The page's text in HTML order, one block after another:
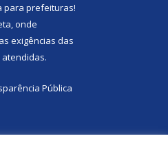
para prefeituras!
onde
exigências das
Pública